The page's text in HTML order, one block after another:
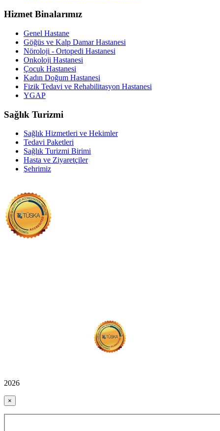
Hizmet Binalarımız
Genel Hastane
Göğüs ve Kalp Damar Hastanesi
Nöroloji - Ortopedi Hastanesi
Onkoloji Hastanesi
Çocuk Hastanesi
Kadın Doğum Hastanesi
Fizik Tedavi ve Rehabilitasyon Hastanesi
YGAP
Sağlık Turizmi
Sağlık Hizmetleri ve Hekimler
Tedavi Paketleri
Sağlık Turizmi Birimi
Hasta ve Ziyaretçiler
Şehrimiz
2026
×